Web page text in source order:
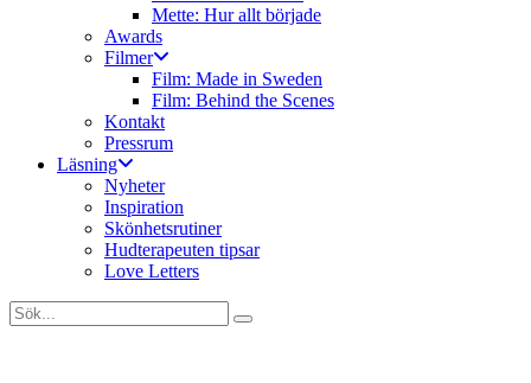
Mette: Hur allt började
Awards
Filmer
Film: Made in Sweden
Film: Behind the Scenes
Kontakt
Pressrum
Läsning
Nyheter
Inspiration
Skönhetsrutiner
Hudterapeuten tipsar
Love Letters